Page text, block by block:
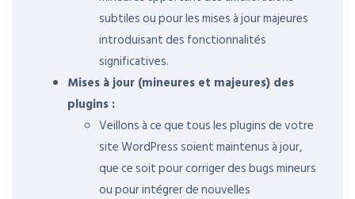
subtiles ou pour les mises à jour majeures
introduisant des fonctionnalités
significatives.
Mises à jour (mineures et majeures) des
plugins :
Veillons à ce que tous les plugins de votre
site WordPress soient maintenus à jour,
que ce soit pour corriger des bugs mineurs
ou pour intégrer de nouvelles